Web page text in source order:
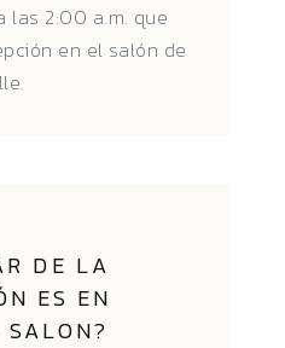
las 2:00 a.m. que
en el salón de
DE LA
ES EN